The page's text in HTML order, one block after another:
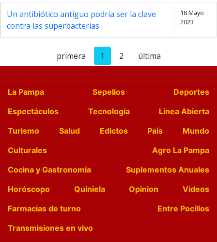
Un antibiótico antiguo podría ser la clave
contra las superbacterias
18 Mayo
2023
primera 1 2 última
La Pampa Sepelios
Deportes
Espectáculos
Tecnología
Linea Abierta
Turismo
Salud Edictos País
Mundo
Culturales
Agro La Pampa
Cocina y Gastronomía
Suplementos Anuales
Horóscopo
Quiniela Opinion
Videos
Farmacias de turno
Entre Pocillos
Transmisiones en vivo